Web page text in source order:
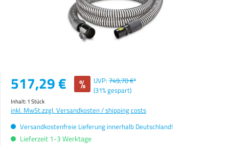
Verkaufspreis:
517,29 € % UVP: 749,70 €*
(31% gespart)
Inhalt:1 Stück
inkl. MwSt.zzgl. Versandkosten / shipping costs
Versandkostenfreie Lieferung innerhalb Deutschland!
Lieferzeit 1-3 Werktage